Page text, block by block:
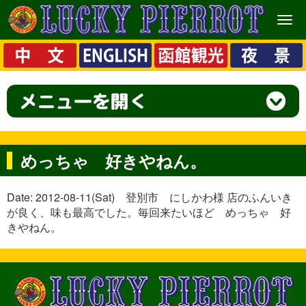
メ
ニ
ュ
ー
めっちゃ 好きやねん。
Date: 2012-08-11(Sat) 登別市 にしかわ様 店のふんいき
が良く、味も最高でした。毎回来たいほど めっちゃ 好
きやねん。